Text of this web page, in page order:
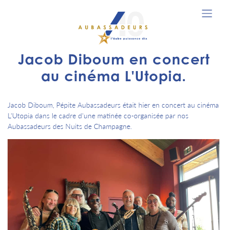
Jacob Diboum en concert
au cinéma L'Utopia.
Jacob Diboum, Pépite Aubassadeurs était hier en concert au cinéma
L'Utopia dans le cadre d'une matinée co-organisée par nos
Aubassadeurs des Nuits de Champagne.